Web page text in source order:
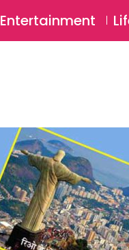
Entertainment